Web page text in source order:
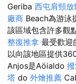
Geriba 西屯肩頸放
廠商 Beach為游泳
該區域包含許多觀
整復推拿 最受歡
以向該地區提供
Anjos是Aöialdo
塔 do 外燴推薦